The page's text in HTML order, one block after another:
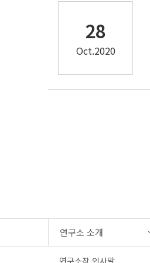
28
Oct.2020
연구소 소개
연구소장 인사말